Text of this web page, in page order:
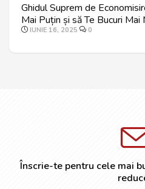
Ghidul Suprem de
Mai Puțin și să Te Bucuri Mai
IUNIE 16, 2025 0
Înscrie-te pentru cele mai